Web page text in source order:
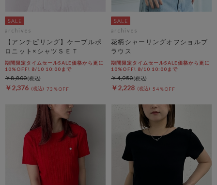
archives
【アンチピリング】ケーブルポ
ロニット×シャツＳＥＴ
期間限定タイムセールSALE価格から更に
10%OFF! 8/10 10:00まで
￥2,376 73％OFF
￥8,800
archives
花柄シャーリングオフショルブ
ラウス
期間限定タイムセールSALE価格から更に
10%OFF! 8/10 10:00まで
￥2,228 54％OFF
￥4,950